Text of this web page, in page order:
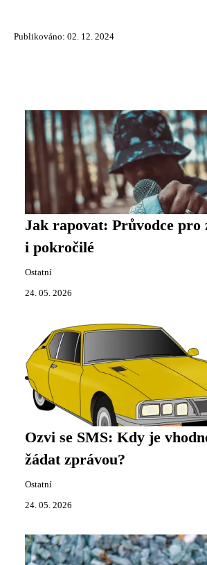
Publikováno: 02. 12. 2024
Jak rapovat: Průvodce pro
i pokročilé
Ostatní
24. 05. 2026
Ozvi se SMS: Kdy je
žádat zprávou?
Ostatní
24. 05. 2026